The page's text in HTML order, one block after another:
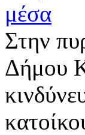
μέσα
Στην
Δήμου